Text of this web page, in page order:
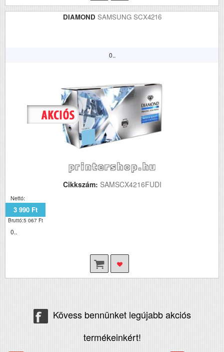
DIAMOND SAMSUNG SCX4216
0..
Cikkszám: SAMSCX4216FUDI
Nettó:
3 990 Ft
Bruttó:5 067 Ft
0..
Kövess bennünket legújabb akciós
termékeinkért!